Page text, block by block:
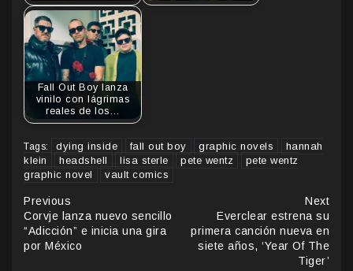
Fall Out Boy lanza
vinilo con lágrimas
reales de los…
Tags: dying inside fall out boy graphic novels
hannah
klein
headshell lisa sterle pete wentz
pete wentz
graphic novel
vault comics
Continue
Reading
Previous
Corvje lanza nuevo sencillo
“Adicción” e inicia una gira
por México
Next
Everclear estrena su
primera canción nueva en
siete años, ‘Year Of The
Tiger’